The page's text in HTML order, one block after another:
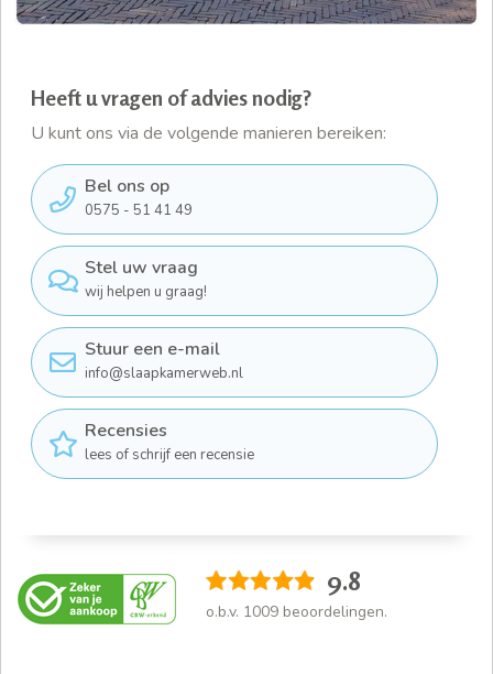
Heeft u vragen of advies nodig?
U kunt ons via de volgende manieren bereiken:
Bel ons op
0575 - 51 41 49
Stel uw vraag
wij helpen u graag!
Stuur een e-mail
info@slaapkamerweb.nl
Recensies
lees of schrijf een recensie
9.8
o.b.v. 1009 beoordelingen.